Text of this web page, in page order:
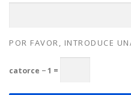
POR FAVOR, INTRODUCE
catorce − 1 =